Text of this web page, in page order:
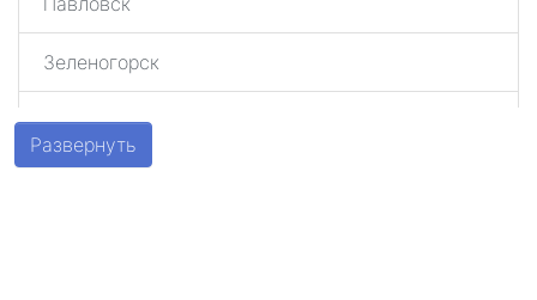
Зеленогорск
Шушары
Развернуть